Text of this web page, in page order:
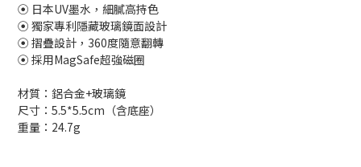
⦿ 日本UV墨水，細膩高持色
⦿ 獨家專利隱藏玻璃鏡面設計
⦿ 摺疊設計，360度隨意翻轉
⦿ 採用MagSafe超強磁圈
材質：鋁合金+玻璃鏡
尺寸：5.5*5.5cm（含底座）
重量：24.7g